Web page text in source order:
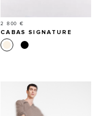
Prix
2 800 €
CABAS SIGNATURE